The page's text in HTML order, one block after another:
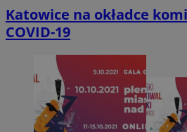
Katowice na okładce
COVID-19